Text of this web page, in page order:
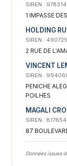
SIREN :
1 IMPASSE
HOLDING
SIREN :
2 RUE DE
VINCENT
SIREN :
PENICHE
POILHES
MAGALI
SIREN :
87
Données issues